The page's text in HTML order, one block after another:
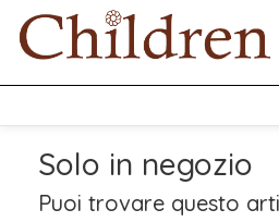
Solo in negozio
Puoi trovare questo